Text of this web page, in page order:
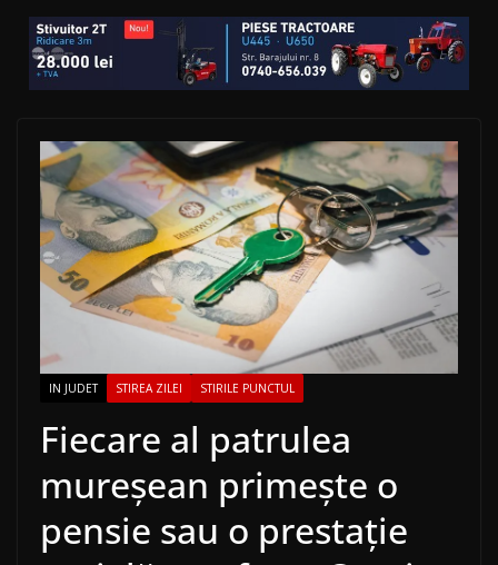
IN JUDET STIREA ZILEI STIRILE PUNCTUL
Fiecare al patrulea
mureșean primește o
pensie sau o prestație